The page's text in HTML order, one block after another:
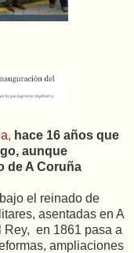
hace 16 años que
aunque
de A Coruña
el reinado de
asentadas en A
Rey, en 1861 pasa a
ampliaciones